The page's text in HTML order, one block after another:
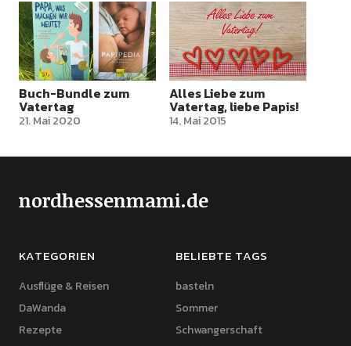
Buch-Bundle zum
Vatertag
21. Mai 2020
Alles Liebe zum
Vatertag, liebe Papis!
14. Mai 2015
nordhessenmami.de
KATEGORIEN
Ausflüge & Reisen
DaWanda
Rezepte
BELIEBTE TAGS
basteln
Sommer
Schwangerschaft